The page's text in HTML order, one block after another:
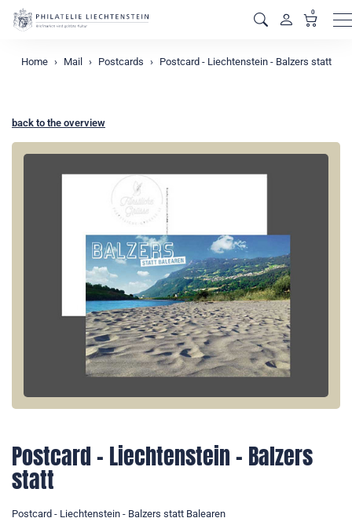
0
Home Mail Postcards Postcard - Liechtenstein - Balzers statt
back to the overview
Postcard - Liechtenstein - Balzers
statt
Postcard - Liechtenstein - Balzers statt Balearen